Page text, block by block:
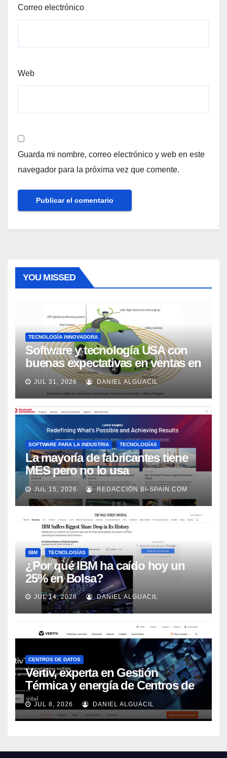
Correo electrónico
Web
Guarda mi nombre, correo electrónico y web en este
navegador para la próxima vez que comente.
YOU MISSED
TECNOLOGÍA INNOVADORA
Software y tecnología USA con
buenas expectativas en ventas en
los próximos 2 años, según
Market Watch
JUL 31, 2026 DANIEL ALGUACIL
SOFTWARE PARA LA INDUSTRIA TECNOLOGÍAS
La mayoría de fabricantes tiene
MES pero no lo usa
adecuadamente, según Rockwell
Automation
JUL 15, 2026 REDACCIÓN BI-SPAIN.COM
IBM TECNOLOGÍAS
¿Por qué IBM ha caído hoy un
25% en Bolsa?
JUL 14, 2026 DANIEL ALGUACIL
CENTROS DE DATOS
Vertiv, experta en Gestión
Térmica y energía de Centros de
Datos, sigue su crecimiento
imparable
JUL 8, 2026 DANIEL ALGUACIL